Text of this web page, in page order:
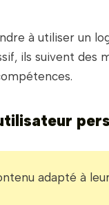
à utiliser un
ils suivent des
adapté à